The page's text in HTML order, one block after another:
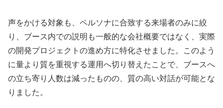
声をかける対象も、ペルソナに合致する来場者のみに絞
り、ブース内での説明も一般的な会社概要ではなく、実際
の開発プロジェクトの進め方に特化させました。このよう
に量より質を重視する運用へ切り替えたことで、ブースへ
の立ち寄り人数は減ったものの、質の高い対話が可能とな
りました。